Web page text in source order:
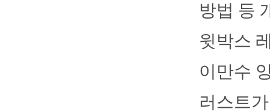
방법 등
윗박스
이만수
러스트